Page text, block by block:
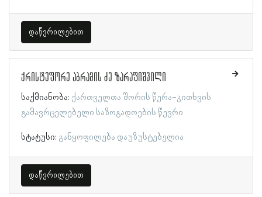
დაწვრილებით
ქრისტეფორე აბრამის ძე ზარაფიშვილი
საქმიანობა: ქართველთა შორის წერა-კითხვის
გამავრცელებელი საზოგადოების წევრი
სტატუსი: განყოფილება დაუზუსტებელია
დაწვრილებით